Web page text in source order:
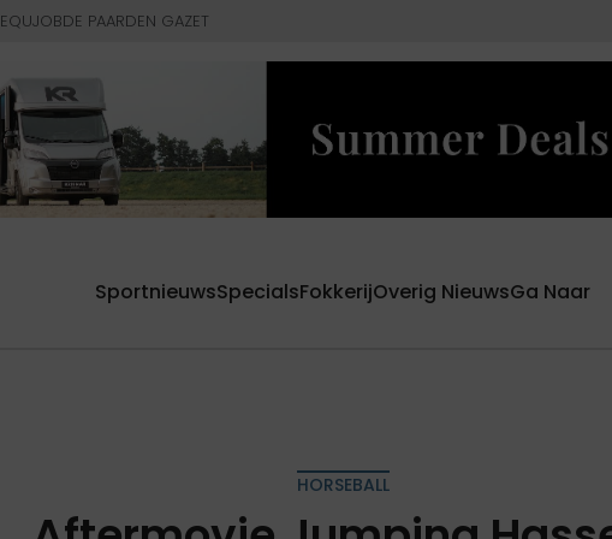
EQUJOBDE PAARDEN GAZET
SportnieuwsSpecialsFokkerijOverig NieuwsGa Naar
HORSEBALL